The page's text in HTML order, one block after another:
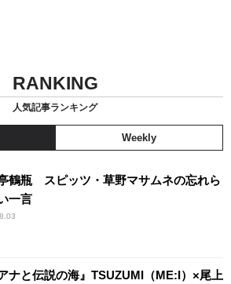
RANKING
人気記事ランキング
Weekly
鶴瓶 スピッツ・草野マサムネの忘れら
一言
アナと伝説の海』TSUZUMI（ME:I）×尾上